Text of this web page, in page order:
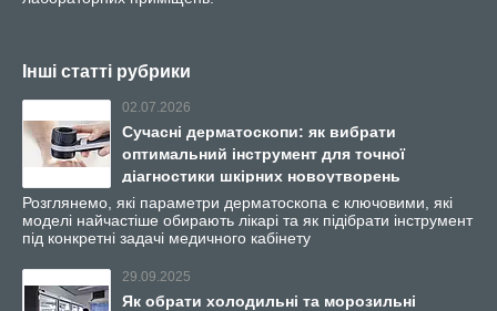
Інші статті рубрики
02.07.2026
Сучасні дерматоскопи: як вибрати
оптимальний інструмент для точної
діагностики шкірних новоутворень
Розглянемо, які параметри дерматоскопа є ключовими, які
моделі найчастіше обирають лікарі та як підібрати інструмент
під конкретні задачі медичного кабінету
29.09.2025
Як обрати холодильні та морозильні